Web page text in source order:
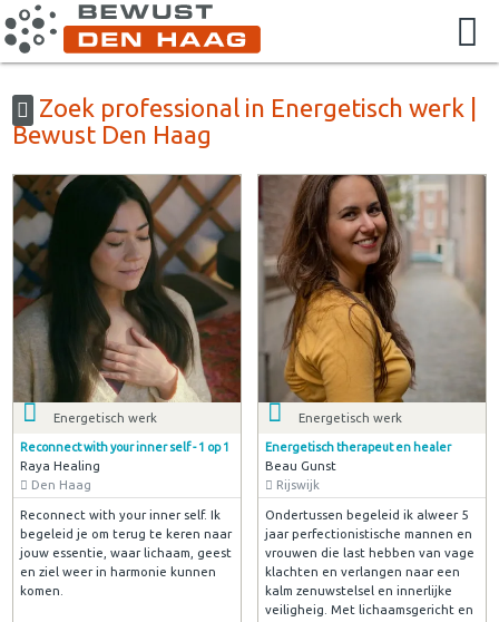
Zoek professional in Energetisch werk |
Bewust Den Haag
Energetisch werk
Reconnect with your inner self - 1 op 1
Raya Healing
Den Haag
Reconnect with your inner self. Ik
begeleid je om terug te keren naar
jouw essentie, waar lichaam, geest
en ziel weer in harmonie kunnen
komen.
Energetisch werk
Energetisch therapeut en healer
Beau Gunst
Rijswijk
Ondertussen begeleid ik alweer 5
jaar perfectionistische mannen en
vrouwen die last hebben van vage
klachten en verlangen naar een
kalm zenuwstelsel en innerlijke
veiligheig. Met lichaamsgericht en